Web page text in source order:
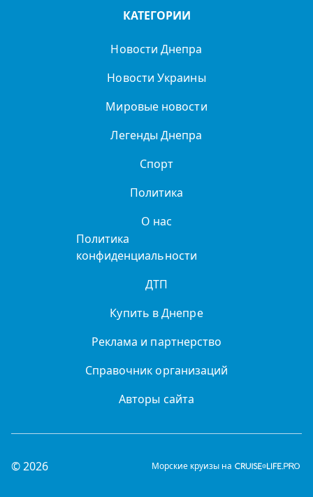
КАТЕГОРИИ
Новости Днепра
Новости Украины
Мировые новости
Легенды Днепра
Спорт
Политика
О нас
Политика
конфиденциальности
ДТП
Купить в Днепре
Реклама и партнерство
Справочник организаций
Авторы сайта
© 2026 Морские круизы на